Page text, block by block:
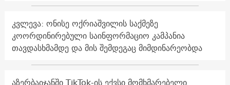
კვლევა: ონისე ოქრიაშვილის საქმეზე
კოორდინირებული საინფორმაციო კამპანია
თავდასხმამდე და მის შემდეგაც მიმდინარეობდა